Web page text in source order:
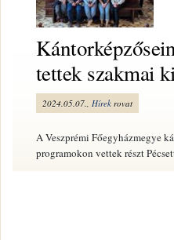
tettek szakmai
2024.05.07., Hírek rovat
A Veszprémi Főegyházmegye
programokon vettek részt